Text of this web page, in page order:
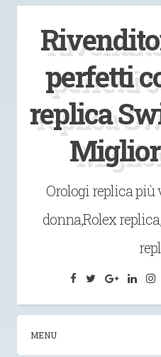
contenuto
perfetti
replica
Orologi replica più
donna,Rolex
Facebook
TwitterGoogle
MENU